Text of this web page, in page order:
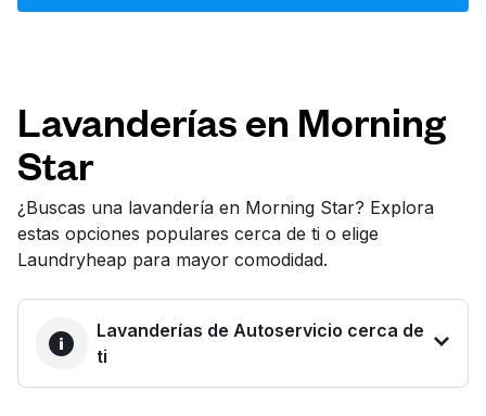
Síguenos en
Lavanderías en Morning
Star
¿Buscas una lavandería en Morning Star? Explora
estas opciones populares cerca de ti o elige
Laundryheap para mayor comodidad.
Lavanderías de Autoservicio cerca de
ti